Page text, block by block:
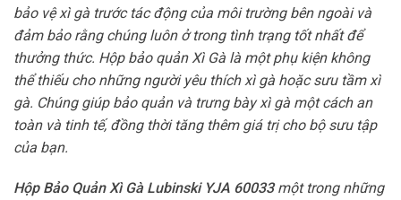
bảo vệ xì gà trước tác động của môi trường bên ngoài và
đảm bảo rằng chúng luôn ở trong tình trạng tốt nhất để
thưởng thức. Hộp bảo quản Xì Gà là một phụ kiện không
thể thiếu cho những người yêu thích xì gà hoặc sưu tầm xì
gà. Chúng giúp bảo quản và trưng bày xì gà một cách an
toàn và tinh tế, đồng thời tăng thêm giá trị cho bộ sưu tập
của bạn.
Hộp Bảo Quản Xì Gà Lubinski YJA 60033một trong những